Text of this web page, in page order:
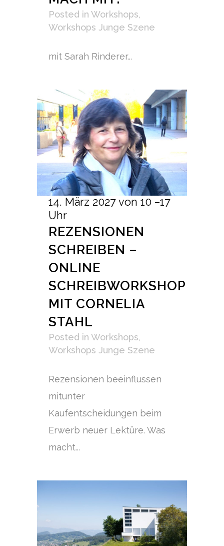
Posted in Workshops,
Workshops Junge Szene
mit Sarah Rinderer...
14. März 2027 von 10 –17
Uhr
REZENSIONEN
SCHREIBEN –
ONLINE
SCHREIBWORKSHOP
MIT CORNELIA
STAHL
Posted in Workshops,
Workshops Junge Szene
Rezensionen beeinflussen
mitunter
Kaufentscheidungen beim
Erwerb neuer Lektüre. Was
macht...